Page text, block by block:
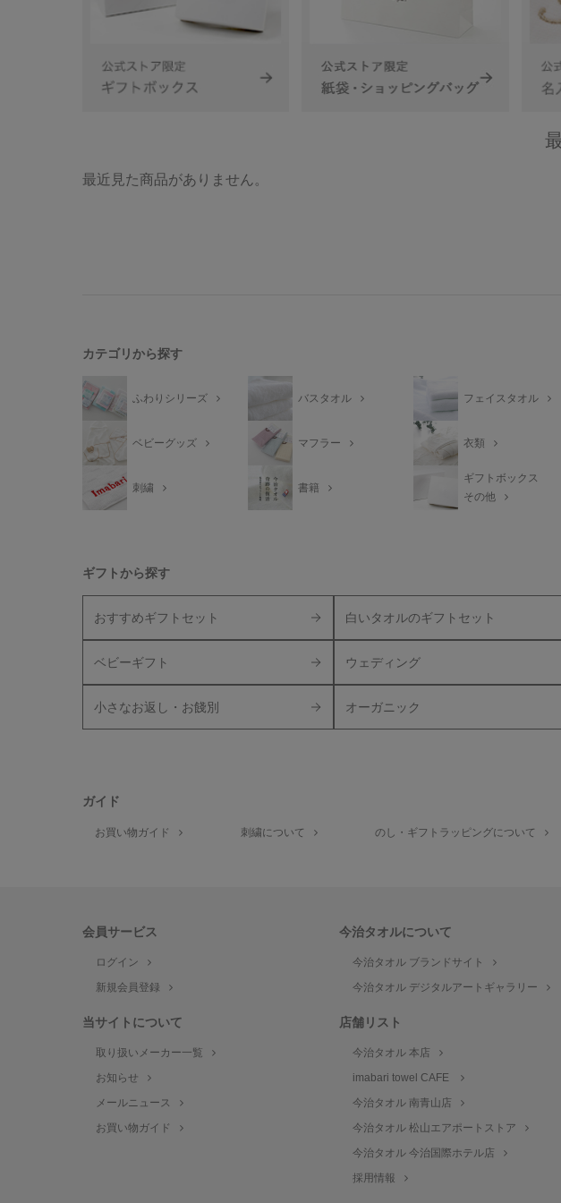
最近見た商品がありません。
カテゴリから探す
ふわりシリーズ バスタオル フェイスタオル
ベビーグッズ マフラー 衣類
刺繍 書籍
ギフトボックス
その他
ギフトから探す
おすすめギフトセット 白いタオルのギフトセット
ベビーギフト ウェディング
小さなお返し・お餞別 オーガニック
ガイド
お買い物ガイド 刺繍について のし・ギフトラッピングについて
会員サービス
ログイン
新規会員登録
今治タオルについて
今治タオル ブランドサイト
今治タオル デジタルアートギャラリー
当サイトについて
取り扱いメーカー一覧
お知らせ
メールニュース
お買い物ガイド
店舗リスト
今治タオル 本店
imabari towel CAFE
今治タオル 南青山店
今治タオル 松山エアポートストア
今治タオル 今治国際ホテル店
採用情報